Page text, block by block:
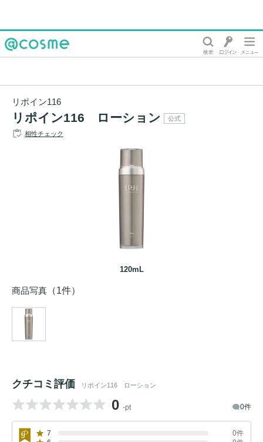
リポイン116
リポイン116 ローション 公式
相性チェック
120mL
商品写真 （1件）
クチコミ評価 リポイン116 ローション
0 -pt 0件
7
0件